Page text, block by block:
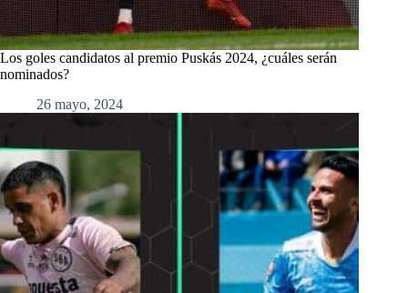
Los goles candidatos al premio Puskás 2024, ¿cuáles serán
nominados?
26 mayo, 2024